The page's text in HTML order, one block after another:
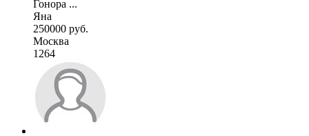
Гонора ...
Яна
250000 руб.
Москва
1264